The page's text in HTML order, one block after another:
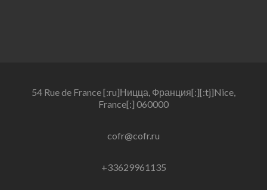
54 Rue de France [:ru]Ницца, Франция[:][:tj]Nice,
France[:] 060000
cofr@cofr.ru
+33629961135